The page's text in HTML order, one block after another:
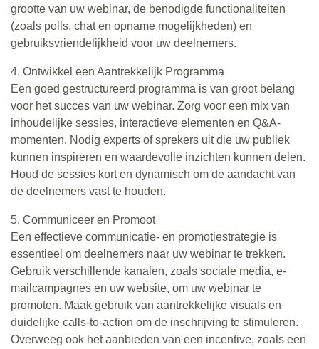
grootte van uw webinar, de benodigde functionaliteiten
(zoals polls, chat en opname mogelijkheden) en
gebruiksvriendelijkheid voor uw deelnemers.
4. Ontwikkel een Aantrekkelijk Programma
Een goed gestructureerd programma is van groot belang
voor het succes van uw webinar. Zorg voor een mix van
inhoudelijke sessies, interactieve elementen en Q&A-
momenten. Nodig experts of sprekers uit die uw publiek
kunnen inspireren en waardevolle inzichten kunnen delen.
Houd de sessies kort en dynamisch om de aandacht van
de deelnemers vast te houden.
5. Communiceer en Promoot
Een effectieve communicatie- en promotiestrategie is
essentieel om deelnemers naar uw webinar te trekken.
Gebruik verschillende kanalen, zoals sociale media, e-
mailcampagnes en uw website, om uw webinar te
promoten. Maak gebruik van aantrekkelijke visuals en
duidelijke calls-to-action om de inschrijving te stimuleren.
Overweeg ook het aanbieden van een incentive, zoals een